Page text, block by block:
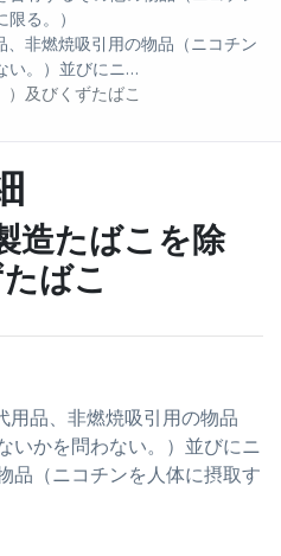
る。）
非燃焼吸引用の物品（ニコチン
い。）並びにニ…
及びくずたばこ
造たばこを除
ばこ
用品、非燃焼吸引用の物品
いかを問わない。）並びにニ
品（ニコチンを人体に摂取す
ン